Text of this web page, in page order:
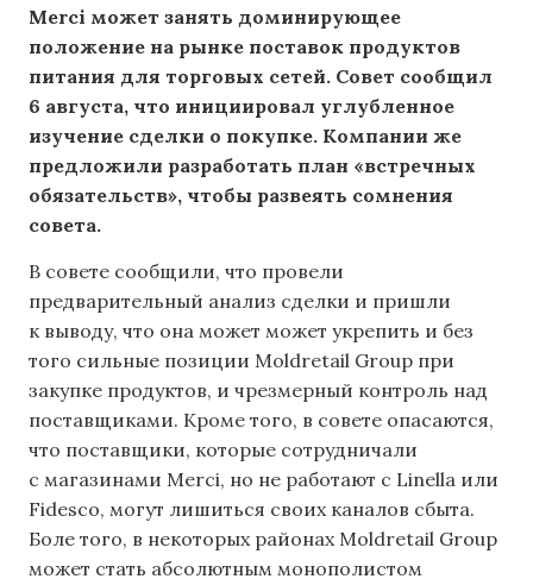
Merci может занять доминирующее
положение на рынке поставок продуктов
питания для торговых сетей. Совет сообщил
6 августа, что инициировал углубленное
изучение сделки о покупке. Компании же
предложили разработать план «встречных
обязательств», чтобы развеять сомнения
совета.
В совете сообщили, что провели
предварительный анализ сделки и пришли
к выводу, что она может может укрепить и без
того сильные позиции Moldretail Group при
закупке продуктов, и чрезмерный контроль над
поставщиками. Кроме того, в совете опасаются,
что поставщики, которые сотрудничали
с магазинами Merci, но не работают с Linella или
Fidesco, могут лишиться своих каналов сбыта.
Боле того, в некоторых районах Moldretail Group
может стать абсолютным монополистом